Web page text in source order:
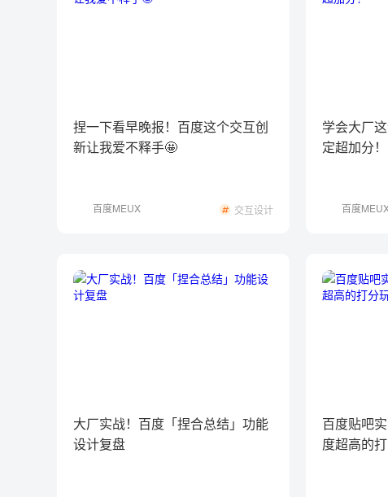
捏一下看早晚报！百度这个交互创
新让我爱不释手🤩
百度MEUX 交互设计
学会大厂
定超加分！
百度
大厂实战！百度「捏合总结」功能
设计复盘
百度贴吧
度超高的